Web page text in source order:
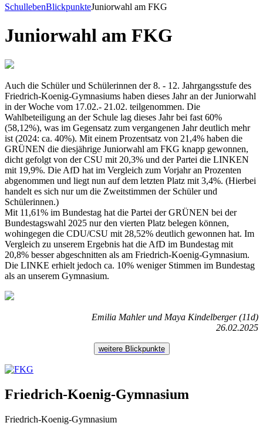
SchullebenBlickpunkteJuniorwahl am FKG
Juniorwahl am FKG
Auch die Schüler und Schülerinnen der 8. - 12. Jahrgangsstufe des
Friedrich-Koenig-Gymnasiums haben dieses Jahr an der Juniorwahl
in der Woche vom 17.02.- 21.02. teilgenommen. Die
Wahlbeteiligung an der Schule lag dieses Jahr bei fast 60%
(58,12%), was im Gegensatz zum vergangenen Jahr deutlich mehr
ist (2024: ca. 40%). Mit einem Prozentsatz von 21,4% haben die
GRÜNEN die diesjährige Juniorwahl am FKG knapp gewonnen,
dicht gefolgt von der CSU mit 20,3% und der Partei die LINKEN
mit 19,9%. Die AfD hat im Vergleich zum Vorjahr an Prozenten
abgenommen und liegt nun auf dem letzten Platz mit 3,4%. (Hierbei
handelt es sich nur um die Zweitstimmen der Schüler und
Schülerinnen.)
Mit 11,61% im Bundestag hat die Partei der GRÜNEN bei der
Bundestagswahl 2025 nur den vierten Platz belegen können,
wohingegen die CDU/CSU mit 28,52% deutlich gewonnen hat. Im
Vergleich zu unserem Ergebnis hat die AfD im Bundestag mit
20,8% besser abgeschnitten als am Friedrich-Koenig-Gymnasium.
Die LINKE erhielt jedoch ca. 10% weniger Stimmen im Bundestag
als an unserem Gymnasium.
Emilia Mahler und Maya Kindelberger (11d)
26.02.2025
weitere Blickpunkte
Friedrich-Koenig-Gymnasium
Friedrich-Koenig-Gymnasium